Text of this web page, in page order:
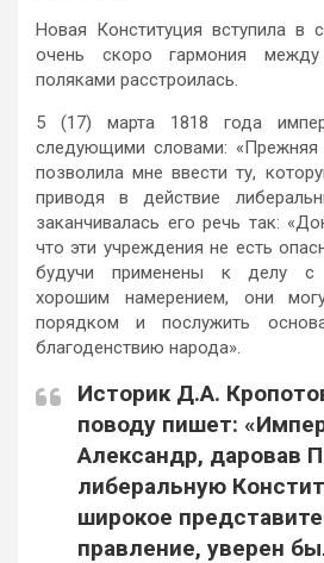
Новая Конституция вступила в
очень скоро гармония
поляками расстроилась.
5 (17) марта 1818 года
следующими словами: «Прежняя
позволила мне ввести ту,
приводя в действие
заканчивалась его речь так:
что эти учреждения не есть
будучи применены к делу с
хорошим намерением, они
порядком и послужить
благоденствию народа».
Историк Д.А.
поводу пишет:
Александр, даровав
либеральную
широкое
правление, уверен